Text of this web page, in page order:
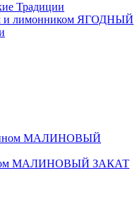
и лимонником ЯГОДНЫЙ
МАЛИНОВЫЙ ЗАКАТ